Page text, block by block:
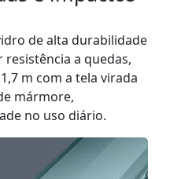
de alta durabilidade
a quedas,
m com a tela virada
mármore,
no uso diário.